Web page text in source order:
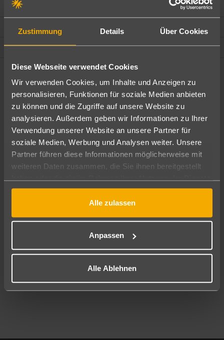
Zustimmung Details Über Cookies
Diese Webseite verwendet Cookies
Wir verwenden Cookies, um Inhalte und Anzeigen zu
personalisieren, Funktionen für soziale Medien anbieten
zu können und die Zugriffe auf unsere Website zu
analysieren. Außerdem geben wir Informationen zu Ihrer
Verwendung unserer Website an unsere Partner für
soziale Medien, Werbung und Analysen weiter. Unsere
Partner führen diese Informationen möglicherweise mit
weiteren Daten zusammen, die Sie ihnen bereitgestellt
gesammelt haben.
Alle zulassen
Anpassen
Alle Ablehnen
Hotelmerkmale
Bewertungen
Lage und Umgebung
Angebote filtern
Ändere die Kriterien nach deinen Wünschen
Pauschal Nur Hotel
Abflughafen
Reisezeitraum
12.08.26–10.08.27 7-21 Nächte
2 Erwachsene Keine Kinder